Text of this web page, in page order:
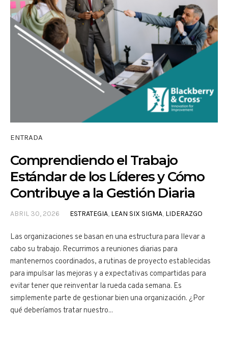
ENTRADA
Comprendiendo el Trabajo
Estándar de los Líderes y Cómo
Contribuye a la Gestión Diaria
ABRIL 30, 2026 ESTRATEGIA, LEAN SIX SIGMA, LIDERAZGO
Las organizaciones se basan en una estructura para llevar a
cabo su trabajo. Recurrimos a reuniones diarias para
mantenernos coordinados, a rutinas de proyecto establecidas
para impulsar las mejoras y a expectativas compartidas para
evitar tener que reinventar la rueda cada semana. Es
simplemente parte de gestionar bien una organización. ¿Por
qué deberíamos tratar nuestro...